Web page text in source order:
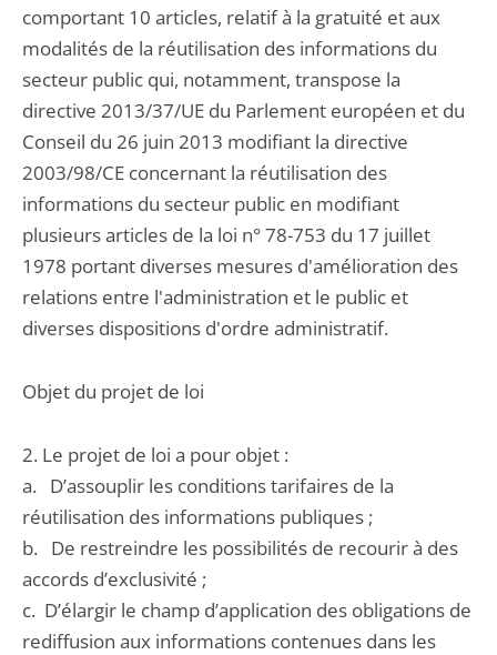
comportant 10 articles, relatif à la gratuité et aux
modalités de la réutilisation des informations du
secteur public qui, notamment, transpose la
directive 2013/37/UE du Parlement européen et du
Conseil du 26 juin 2013 modifiant la directive
2003/98/CE concernant la réutilisation des
informations du secteur public en modifiant
plusieurs articles de la loi n° 78-753 du 17 juillet
1978 portant diverses mesures d'amélioration des
relations entre l'administration et le public et
diverses dispositions d'ordre administratif.
Objet du projet de loi
2. Le projet de loi a pour objet :
a. D’assouplir les conditions tarifaires de la
réutilisation des informations publiques ;
b. De restreindre les possibilités de recourir à des
accords d’exclusivité ;
c. D’élargir le champ d’application des obligations de
rediffusion aux informations contenues dans les